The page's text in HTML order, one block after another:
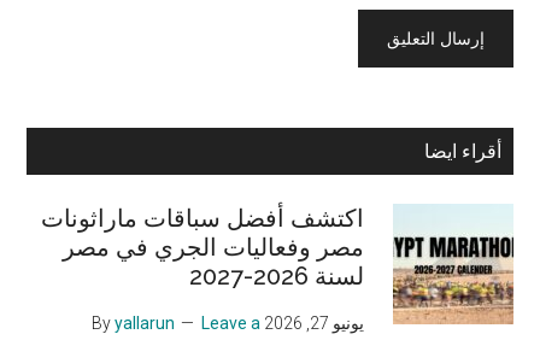
Primary
أقراء ايضا
اكتشف أفضل سباقات ماراثونات
مصر وفعاليات الجري في مصر
لسنة 2026-2027
يونيو 27, 2026 yallarun
Leave a